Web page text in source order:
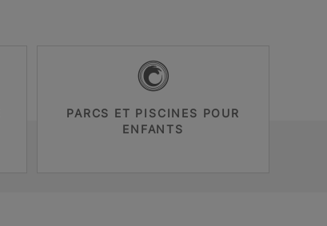
PARCS ET PISCINES POUR
ENFANTS